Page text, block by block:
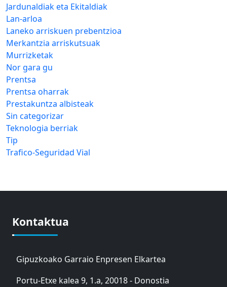
Jardunaldiak eta Ekitaldiak
Lan-arloa
Laneko arriskuen prebentzioa
Merkantzia arriskutsuak
Murrizketak
Nor gara gu
Prentsa
Prentsa oharrak
Prestakuntza albisteak
Sin categorizar
Teknologia berriak
Tip
Trafico-Seguridad Vial
Kontaktua
Gipuzkoako Garraio Enpresen Elkartea
Portu-Etxe kalea 9, 1.a, 20018 - Donostia